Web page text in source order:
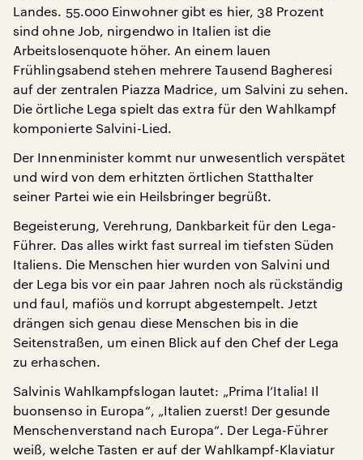
Landes. 55.000 Einwohner gibt es hier, 38 Prozent
sind ohne Job, nirgendwo in Italien ist die
Arbeitslosenquote höher. An einem lauen
Frühlingsabend stehen mehrere Tausend Bagheresi
auf der zentralen Piazza Madrice, um Salvini zu sehen.
Die örtliche Lega spielt das extra für den Wahlkampf
komponierte Salvini-Lied.
Der Innenminister kommt nur unwesentlich verspätet
und wird von dem erhitzten örtlichen Statthalter
seiner Partei wie ein Heilsbringer begrüßt.
Begeisterung, Verehrung, Dankbarkeit für den Lega-
Führer. Das alles wirkt fast surreal im tiefsten Süden
Italiens. Die Menschen hier wurden von Salvini und
der Lega bis vor ein paar Jahren noch als rückständig
und faul, mafiös und korrupt abgestempelt. Jetzt
drängen sich genau diese Menschen bis in die
Seitenstraßen, um einen Blick auf den Chef der Lega
zu erhaschen.
Salvinis Wahlkampfslogan lautet: „Prima l’Italia! Il
buonsenso in Europa“, „Italien zuerst! Der gesunde
Menschenverstand nach Europa“. Der Lega-Führer
weiß, welche Tasten er auf der Wahlkampf-Klaviatur